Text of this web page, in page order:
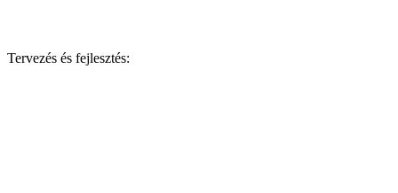
Tervezés és fejlesztés: